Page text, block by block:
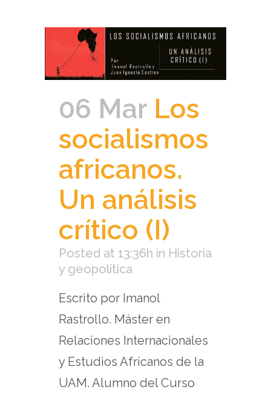
06 Mar Los
socialismos
africanos.
Un análisis
crítico (I)
Posted at 13:36h in Historia
y geopolítica
Escrito por Imanol
Rastrollo. Máster en
Relaciones Internacionales
y Estudios Africanos de la
UAM. Alumno del Curso